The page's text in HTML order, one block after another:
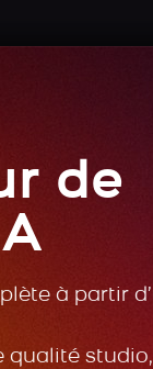
de
à partir
qualité